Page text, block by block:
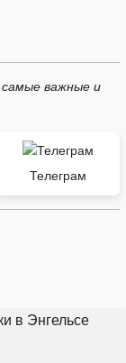
важные и
Телеграм